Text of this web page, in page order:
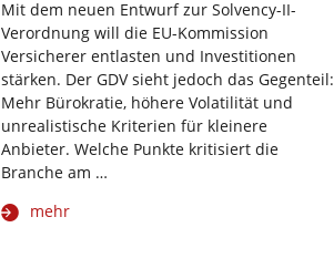
Mit dem neuen Entwurf zur Solvency-II-
Verordnung will die EU-Kommission
Versicherer entlasten und Investitionen
stärken. Der GDV sieht jedoch das Gegenteil:
Mehr Bürokratie, höhere Volatilität und
unrealistische Kriterien für kleinere
Anbieter. Welche Punkte kritisiert die
Branche am …
mehr